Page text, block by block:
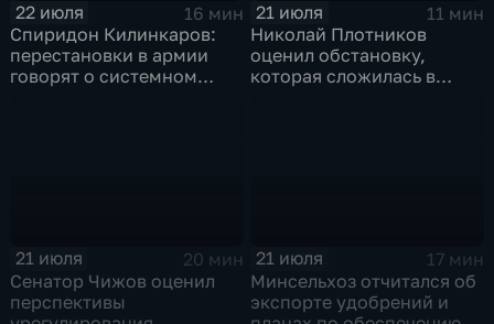
22 июля
16 мин
Спиридон Килинкаров:
перестановки в армии
говорят о системном
21 июля
11 мин
Николай Плотников
оценил обстановку,
которая сложилась в
21 июля
20 мин
Сенатор Чижов оценил
перспективы
21 июля
17 мин
Минсельхоз отчитался об
экспорте удобрений и